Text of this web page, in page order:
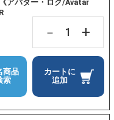
アバター・ロク/Avatar
－ +
カートに
追加
商品
索